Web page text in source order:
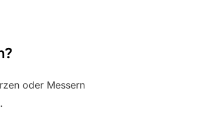
oder Messern